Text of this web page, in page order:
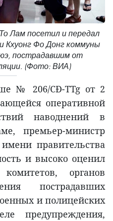
Лам посетил и передал
Кхуонг Фо Донг коммуны
пострадавшим от
(Фото: ВИА)
№ 206/CĐ-TTg от 2
оперативной
наводнений в
премьер-министр
правительства
и высоко оценил
органов
пострадавших
и полицейских
предупреждения,